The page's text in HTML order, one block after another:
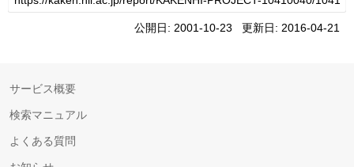
公開日: 2001-10-23 更新日: 2016-04-21
サービス概要
検索マニュアル
よくある質問